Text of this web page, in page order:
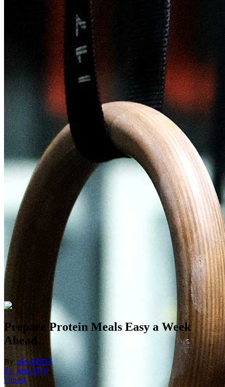
Prepare Protein Meals Easy a Week
Ahead.
By:alexff2023
25. Juni 2019
Fitness